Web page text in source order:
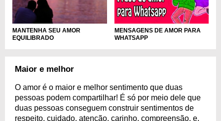
MANTENHA SEU AMOR
EQUILIBRADO
MENSAGENS DE AMOR PARA
WHATSAPP
Maior e melhor
O amor é o maior e melhor sentimento que duas
pessoas podem compartilhar! É só por meio dele que
duas pessoas conseguem construir sentimentos de
respeito, cuidado, atenção, carinho, compreensão, e,